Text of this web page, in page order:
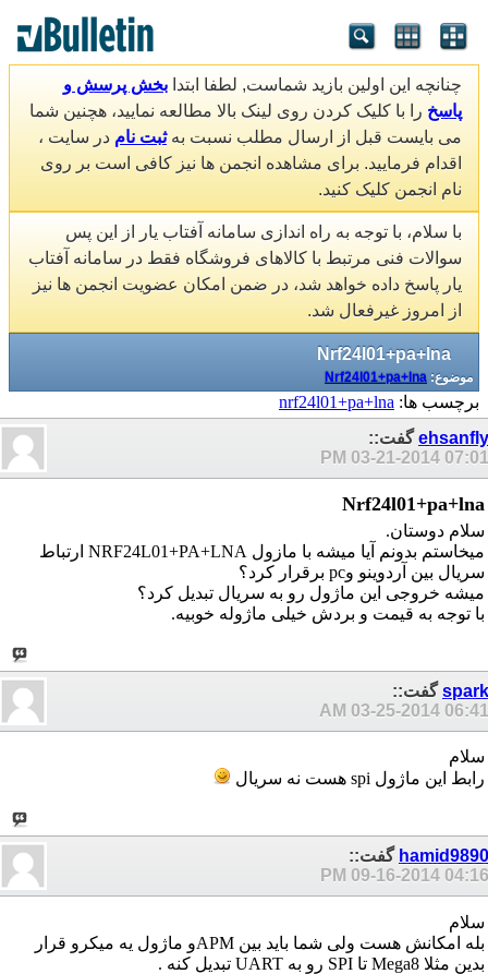
چنانچه این اولین بازید شماست, لطفا ابتدا بخش پرسش و
پاسخ را با کلیک کردن روی لینک بالا مطالعه نمایید، هچنین شما
می بایست قبل از ارسال مطلب نسبت بهثبت نام در سایت ،
اقدام فرمایید. برای مشاهده انجمن ها نیز کافی است بر روی
نام انجمن کلیک کنید.
با سلام، با توجه به راه اندازی سامانه آفتاب یار از این پس
سوالات فنی مرتبط با کالاهای فروشگاه فقط در سامانه آفتاب
یار پاسخ داده خواهد شد، در ضمن امکان عضویت انجمن ها نیز
از امروز غیرفعال شد.
Nrf24l01+pa+lna
موضوع: Nrf24l01+pa+lna
برچسب ها: nrf24l01+pa+lna
ehsanflyگفت::
03-21-2014 07:01 PM
Nrf24l01+pa+lna
سلام دوستان.
میخاستم بدونم آیا میشه با مازول NRF24L01+PA+LNA ارتباط
سریال بین آردوینو وpc برقرار کرد؟
میشه خروجی این ماژول رو به سریال تبدیل کرد؟
با توجه به قیمت و بردش خیلی ماژوله خوبیه.
sparkگفت::
03-25-2014 06:41 AM
سلام
رابط این ماژول spi هست نه سریال
hamid9890 گفت::
09-16-2014 04:16 PM
سلام
بله امکانش هست ولی شما باید بین APMو ماژول یه میکرو قرار
بدین مثلا Mega8 تا SPI رو به UART تبدیل کنه .